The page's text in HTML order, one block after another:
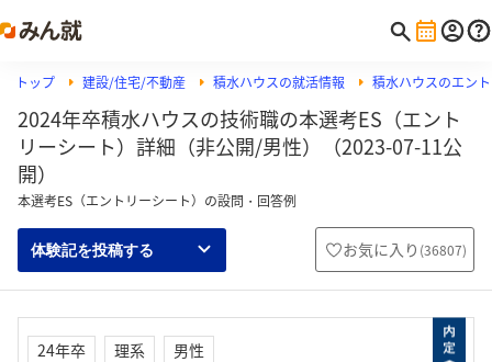
トップ 建設/住宅/不動産 積水ハウスの就活情報 積水ハウスのエン
2024年卒積水ハウスの技術職の本選考ES（エント
リーシート）詳細（非公開/男性）（2023-07-11公
開）
本選考ES（エントリーシート）の設問・回答例
体験記を投稿する お気に入り (36807)
24年卒 理系
男性